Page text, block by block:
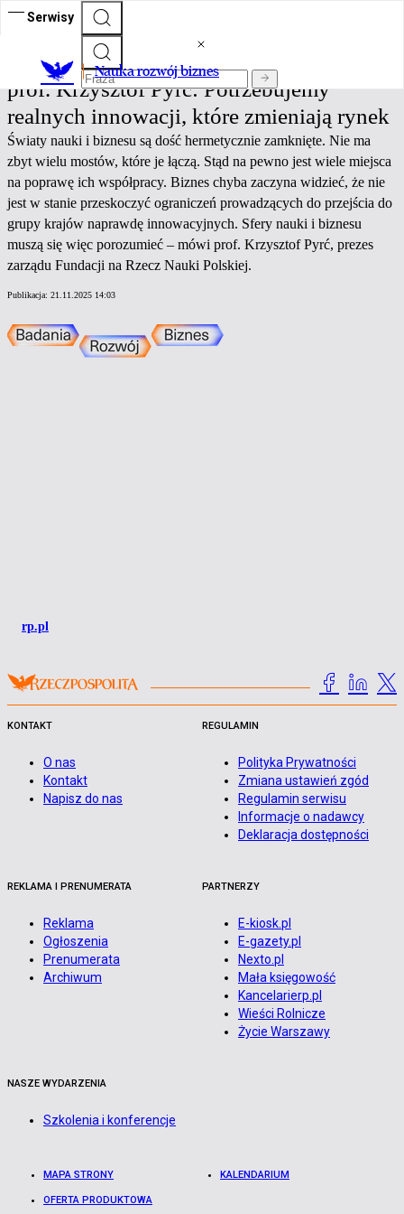
Serwisy
Nauka rozwój biznes
Nauka rozwój biznes
prof. Krzysztof Pyrć: Potrzebujemy
realnych innowacji, które zmieniają rynek
Światy nauki i biznesu są dość hermetycznie zamknięte. Nie ma
zbyt wielu mostów, które je łączą. Stąd na pewno jest wiele miejsca
na poprawę ich współpracy. Biznes chyba zaczyna widzieć, że nie
jest w stanie przeskoczyć ograniczeń prowadzących do przejścia do
grupy krajów naprawdę innowacyjnych. Sfery nauki i biznesu
muszą się więc porozumieć – mówi prof. Krzysztof Pyrć, prezes
zarządu Fundacji na Rzecz Nauki Polskiej.
Publikacja: 21.11.2025 14:03
rp.pl
KONTAKT
O nas
Kontakt
Napisz do nas
REGULAMIN
Polityka Prywatności
Zmiana ustawień zgód
Regulamin serwisu
Informacje o nadawcy
Deklaracja dostępności
REKLAMA I PRENUMERATA
Reklama
Ogłoszenia
Prenumerata
Archiwum
PARTNERZY
E-kiosk.pl
E-gazety.pl
Nexto.pl
Mała księgowość
Kancelarierp.pl
Wieści Rolnicze
Życie Warszawy
NASZE WYDARZENIA
Szkolenia i konferencje
MAPA STRONY KALENDARIUM
OFERTA PRODUKTOWA